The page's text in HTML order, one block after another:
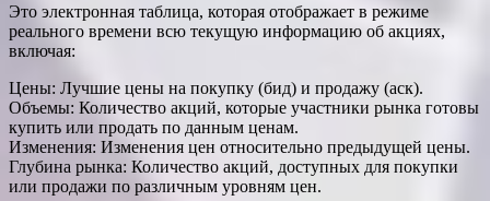
Это электронная таблица, которая отображает в режиме
реального времени всю текущую информацию об акциях,
включая:
Цены: Лучшие цены на покупку (бид) и продажу (аск).
Объемы: Количество акций, которые участники рынка готовы
купить или продать по данным ценам.
Изменения: Изменения цен относительно предыдущей цены.
Глубина рынка: Количество акций, доступных для покупки
или продажи по различным уровням цен.